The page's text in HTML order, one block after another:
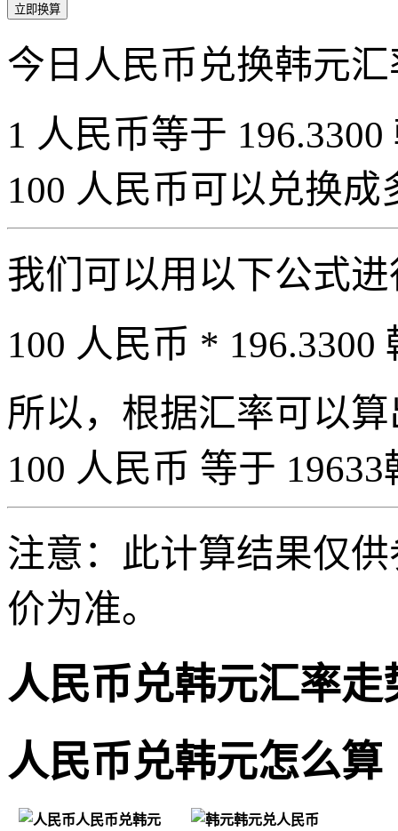
立即换算
今日人民币兑换韩元
1 人民币等于
100 人民币可以兑换成
我们可以用以下公式
100 人民币 * 196.3300
所以，根据汇率可以
100 人民币 等于
注意：此计算结果仅
价为准。
人民币兑韩元汇率走
人民币兑韩元怎么算
人民币兑韩元
韩元兑人民币